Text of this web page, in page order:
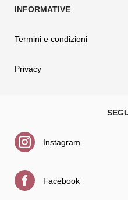
Termini e condizioni
Privacy
Instagram
Facebook